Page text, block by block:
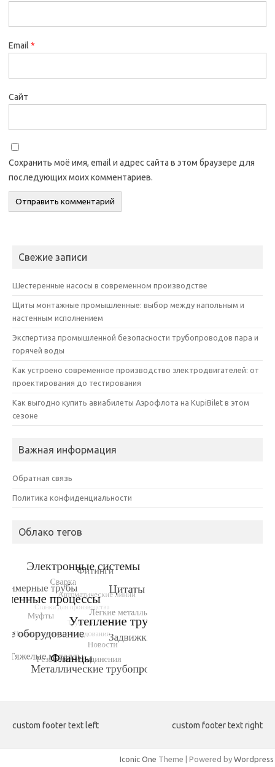
Email *
Сайт
Сохранить моё имя, email и адрес сайта в этом браузере для
последующих моих комментариев.
Свежие записи
Шестеренные насосы в современном производстве
Щиты монтажные промышленные: выбор между напольным и
настенным исполнением
Экспертиза промышленной безопасности трубопроводов пара и
горячей воды
Как устроено современное производство электродвигателей: от
проектирования до тестирования
Как выгодно купить авиабилеты Аэрофлота на KupiBilet в этом
сезоне
Важная информация
Обратная связь
Политика конфиденциальности
Облако тегов
custom footer text left custom footer text right
Iconic One Theme | Powered by Wordpress